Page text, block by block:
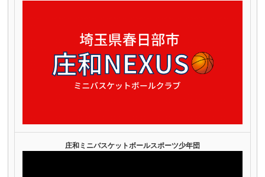
庄和ミニバスケットボールスポーツ少年団